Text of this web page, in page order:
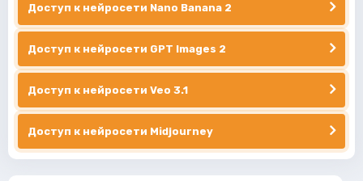
Доступ к нейросети Nano Banana 2
Доступ к нейросети GPT Images 2
Доступ к нейросети Veo 3.1
Доступ к нейросети Midjourney